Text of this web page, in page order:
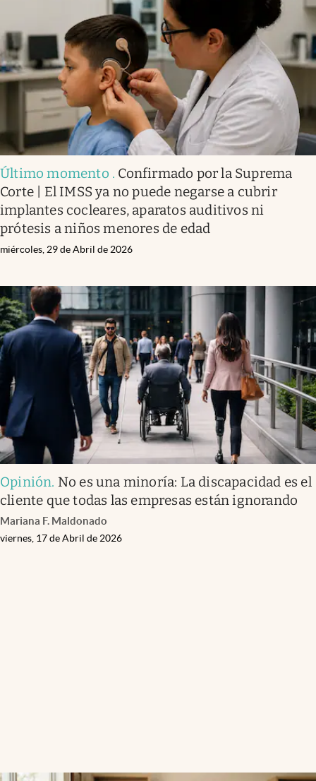
Último momento . Confirmado por la Suprema
Corte | El IMSS ya no puede negarse a cubrir
implantes cocleares, aparatos auditivos ni
prótesis a niños menores de edad
miércoles, 29 de Abril de 2026
Opinión. No es una minoría: La discapacidad es el
cliente que todas las empresas están ignorando
Mariana F. Maldonado
viernes, 17 de Abril de 2026